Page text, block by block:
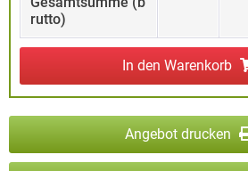
rutto)
In den Warenkorb
Angebot drucken